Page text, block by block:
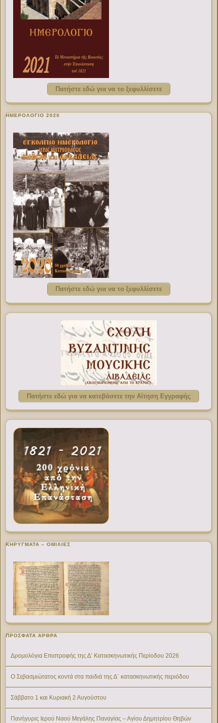
Πατήστε εδώ για να το ξεφυλλίσετε
ΗΜΕΡΟΛΟΓΙΟ 2020
Πατήστε εδώ για να το ξεφυλλίσετε
Πατήστε εδώ για να κατεβάσετε την Αίτηση Εγγραφής
ΚΗΡΥΓΜΑΤΑ – ΟΜΙΛΙΕΣ
ΠΡΌΣΦΑΤΑ ΆΡΘΡΑ
Δρομολόγια Επιστροφής της Δ’ Κατασκηνωτικής Περίοδου 2026
Ο Σεβασμιώτατος κοντά στα παιδιά της Δ΄ κατασκηνωτικής περιόδου
Σάββατο 1 και Κυριακή 2 Αυγούστου
Πανήγυρις Ιερού Ναού Μεγάλης Παναγίας – Αγίου Δημητρίου Θηβών